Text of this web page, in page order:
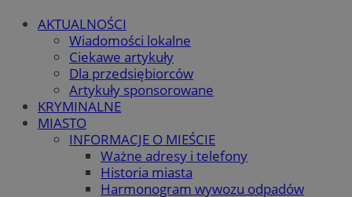
AKTUALNOŚCI
Wiadomości lokalne
Ciekawe artykuły
Dla przedsiębiorców
Artykuły sponsorowane
KRYMINALNE
MIASTO
INFORMACJE O MIEŚCIE
Ważne adresy i telefony
Historia miasta
Harmonogram wywozu odpadów